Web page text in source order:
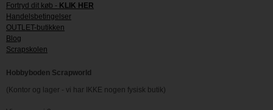
Fortryd dit køb - KLIK HER
Handelsbetingelser
OUTLET-butikken
Blog
Scrapskolen
Hobbyboden Scrapworld
(Kontor og lager - vi har IKKE nogen fysisk butik)